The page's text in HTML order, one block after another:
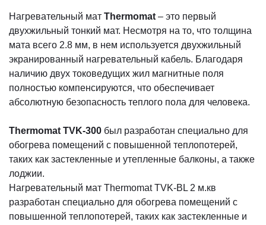
Нагревательный мат Thermomat – это первый
двухжильный тонкий мат. Несмотря на то, что толщина
мата всего 2.8 мм, в нем используется двухжильный
экранированный нагревательный кабель. Благодаря
наличию двух токоведущих жил магнитные поля
полностью компенсируются, что обеспечивает
абсолютную безопасность теплого пола для человека.
Thermomat TVK-300 был разработан специально для
обогрева помещений с повышенной теплопотерей,
таких как застекленные и утепленные балконы, а также
лоджии.
Нагревательный мат Thermomat TVK-BL 2 м.кв
разработан специально для обогрева помещений с
повышенной теплопотерей, таких как застекленные и